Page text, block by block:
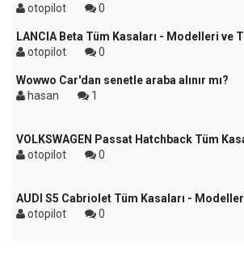
otopilot
0
LANCIA Beta Tüm Kasaları - Modelleri ve
otopilot
0
Wowwo Car'dan senetle araba alınır mı?
hasan
1
VOLKSWAGEN Passat Hatchback Tüm
otopilot
0
AUDI S5 Cabriolet Tüm Kasaları -
otopilot
0